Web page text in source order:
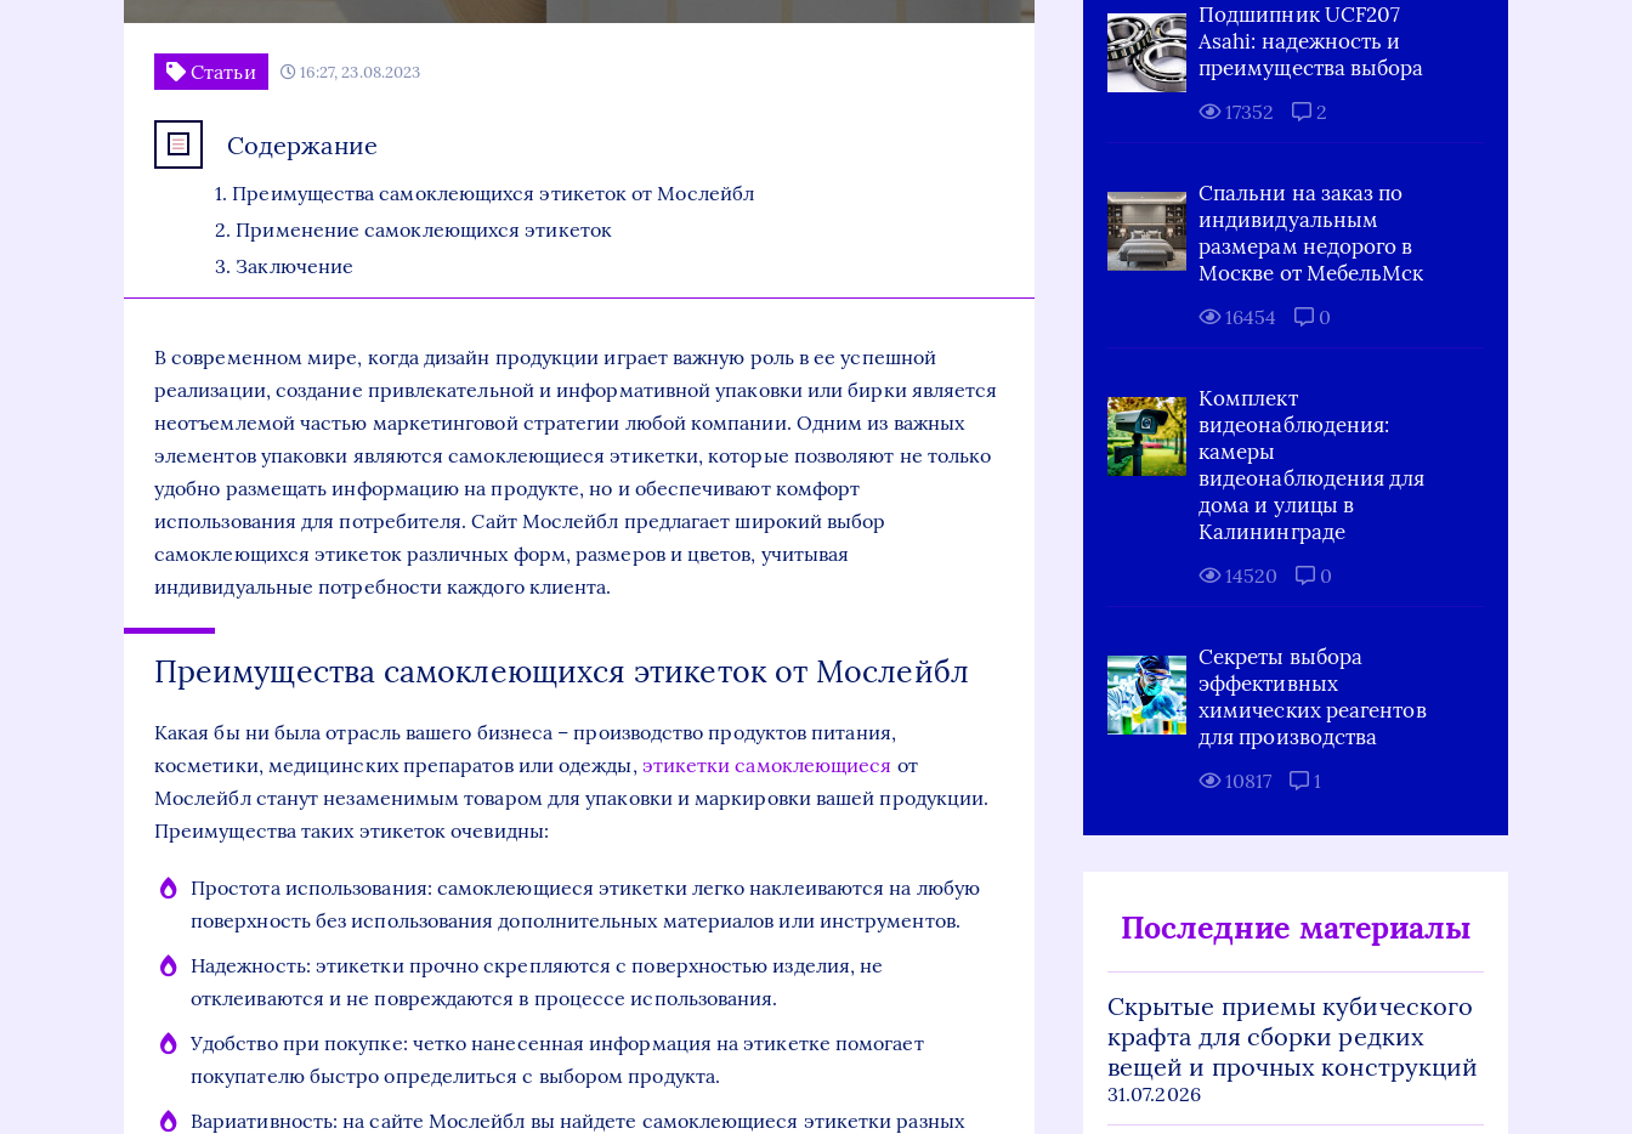
Статьи 16:27, 23.08.2023
Содержание
Преимущества самоклеющихся этикеток от Мослейбл
Применение самоклеющихся этикеток
Заключение
В современном мире, когда дизайн продукции играет важную роль в ее успешной
реализации, создание привлекательной и информативной упаковки или бирки является
неотъемлемой частью маркетинговой стратегии любой компании. Одним из важных
элементов упаковки являются самоклеющиеся этикетки, которые позволяют не только
удобно размещать информацию на продукте, но и обеспечивают комфорт
использования для потребителя. Сайт Мослейбл предлагает широкий выбор
самоклеющихся этикеток различных форм, размеров и цветов, учитывая
индивидуальные потребности каждого клиента.
Преимущества самоклеющихся этикеток от Мослейбл
Какая бы ни была отрасль вашего бизнеса – производство продуктов питания,
косметики, медицинских препаратов или одежды, этикетки самоклеющиеся от
Мослейбл станут незаменимым товаром для упаковки и маркировки вашей продукции.
Преимущества таких этикеток очевидны:
Простота использования: самоклеющиеся этикетки легко наклеиваются на любую
поверхность без использования дополнительных материалов или инструментов.
Надежность: этикетки прочно скрепляются с поверхностью изделия, не
отклеиваются и не повреждаются в процессе использования.
Удобство при покупке: четко нанесенная информация на этикетке помогает
покупателю быстро определиться с выбором продукта.
Вариативность: на сайте Мослейбл вы найдете самоклеющиеся этикетки разных
Подшипник UCF207
Asahi: надежность и
преимущества выбора
17352 2
Спальни на заказ по
индивидуальным
размерам недорого в
Москве от МебельМск
16454 0
Комплект
видеонаблюдения:
камеры
видеонаблюдения для
дома и улицы в
Калининграде
14520 0
Секреты выбора
эффективных
химических реагентов
для производства
10817 1
Последние материалы
Скрытые приемы кубического
крафта для сборки редких
вещей и прочных конструкций
31.07.2026